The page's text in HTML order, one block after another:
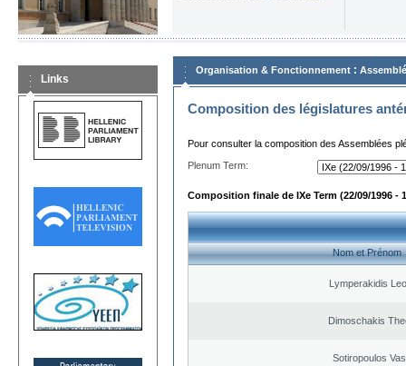
Links
Organisation & Fonctionnement :
Composition des législatures
Pour consulter la composition des Assemblées
Plenum Term:
Composition finale de IXe Term (22/09/1996 -
Nom et Prénom
Lymperakidis
Dimoschakis
Sotiropoulos